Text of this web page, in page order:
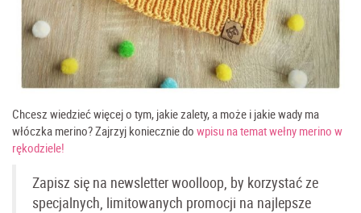
Chcesz wiedzieć więcej o tym, jakie zalety, a może i jakie wady ma
włóczka merino? Zajrzyj koniecznie do wpisu na temat wełny merino w
rękodziele!
Zapisz się na newsletter woolloop, by korzystać ze
specjalnych, limitowanych promocji na najlepsze